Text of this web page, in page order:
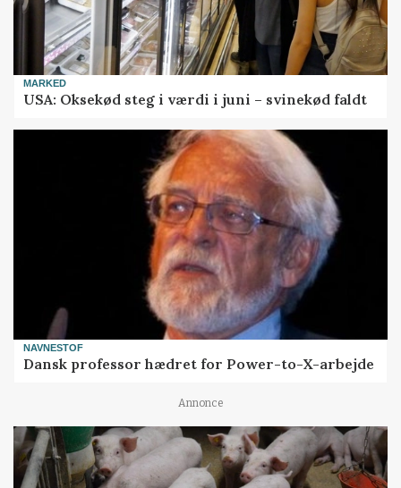
MARKED
USA: Oksekød steg i værdi i juni – svinekød faldt
NAVNESTOF
Dansk professor hædret for Power-to-X-arbejde
Annonce